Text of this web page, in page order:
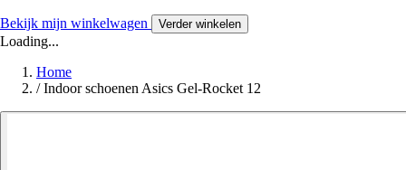
Bekijk mijn winkelwagen Verder winkelen
Loading...
Home
/ Indoor schoenen Asics Gel-Rocket 12